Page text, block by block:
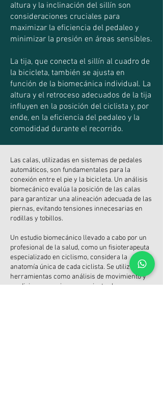
altura y la inclinación del sillín son
consideraciones cruciales para
maximizar la eficiencia del pedaleo y
minimizar la presión en áreas sensibles.
La tija, que conecta el sillín al cuadro de
la bicicleta, también se ajusta en
función de la biomecánica individual. La
altura y el retroceso adecuados de la tija
influyen en la posición del ciclista y, por
ende, en la eficiencia del pedaleo y la
comodidad durante el recorrido.
Las calas, utilizadas en sistemas de pedales
automáticos, son fundamentales para la
conexión entre el pie y la bicicleta. Un análisis
biomecánico evalúa la posición de las calas
para garantizar una alineación adecuada de las
piernas, evitando tensiones innecesarias en
rodillas y tobillos.
Un estudio biomecánico llevado a cabo por un
profesional de la salud, como un fisioterapeuta
especializado en ciclismo, considera la
anatomía única de cada ciclista. Se utilizan
herramientas como análisis de movimiento y
mediciones precisas para ajustar los